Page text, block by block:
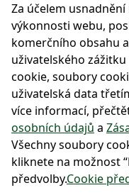
Za účelem
výkonnosti webu,
komerčního obsahu
uživatelského
cookie, soubory
uživatelská data
více informací,
osobních údajů a
Všechny soubory
kliknete na možnost
předvolby.Cookie
Hütte Wallackhaus
Hotel Vidly
Hütte Gerlitzen
Penzion Habánský dům
O nás
Náš koncept
Kontakt
Po-Pá 9:00 - 17:00